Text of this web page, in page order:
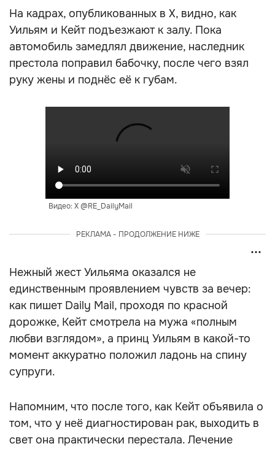
На кадрах, опубликованных в X, видно, как
Уильям и Кейт подъезжают к залу. Пока
автомобиль замедлял движение, наследник
престола поправил бабочку, после чего взял
руку жены и поднёс её к губам.
Видео: X @RE_DailyMail
РЕКЛАМА - ПРОДОЛЖЕНИЕ НИЖЕ
Нежный жест Уильяма оказался не
единственным проявлением чувств за вечер:
как пишет Daily Mail, проходя по красной
дорожке, Кейт смотрела на мужа «полным
любви взглядом», а принц Уильям в какой-то
момент аккуратно положил ладонь на спину
супруги.
Напомним, что после того, как Кейт объявила о
том, что у неё диагностирован рак, выходить в
свет она практически перестала. Лечение